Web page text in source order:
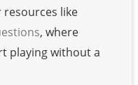
resources like
, where
playing without a